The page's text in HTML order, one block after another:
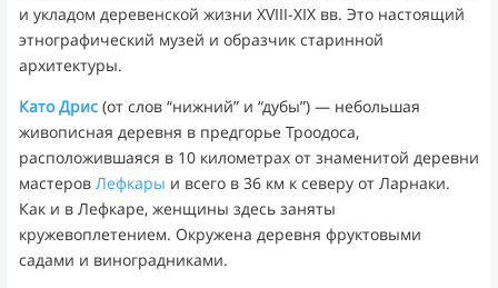
и укладом деревенской жизни XVIII-XIX вв. Это настоящий
этнографический музей и образчик старинной
архитектуры.
Като Дрис (от слов “нижний” и “дубы”) — небольшая
живописная деревня в предгорье Троодоса,
расположившаяся в 10 километрах от знаменитой деревни
мастеров Лефкары и всего в 36 км к северу от Ларнаки.
Как и в Лефкаре, женщины здесь заняты
кружевоплетением. Окружена деревня фруктовыми
садами и виноградниками.